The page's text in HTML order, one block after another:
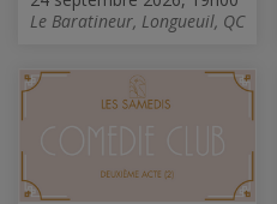
Le Baratineur, Longueuil, QC